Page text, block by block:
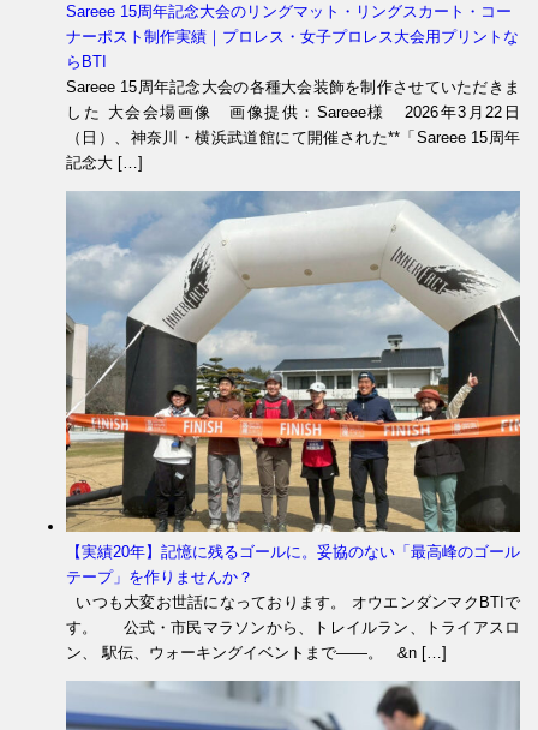
Sareee 15周年記念大会のリングマット・リングスカート・コー
ナーポスト制作実績｜プロレス・女子プロレス大会用プリントな
らBTI
Sareee 15周年記念大会の各種大会装飾を制作させていただきま
した 大会会場画像 画像提供：Sareee様 2026年3月22日
（日）、神奈川・横浜武道館にて開催された**「Sareee 15周年
記念大 […]
【実績20年】記憶に残るゴールに。妥協のない「最高峰のゴール
テープ」を作りませんか？
いつも大変お世話になっております。 オウエンダンマクBTIで
す。 公式・市民マラソンから、トレイルラン、トライアスロ
ン、 駅伝、ウォーキングイベントまで――。 &n […]